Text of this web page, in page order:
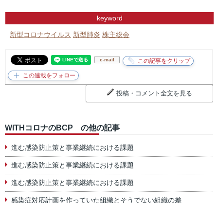
keyword
新型コロナウイルス 新型肺炎 株主総会
e-mail
投稿・コメント全文を見る
WITHコロナのBCP の他の記事
進む感染防止策と事業継続における課題
進む感染防止策と事業継続における課題
進む感染防止策と事業継続における課題
感染症対応計画を作っていた組織とそうでない組織の差